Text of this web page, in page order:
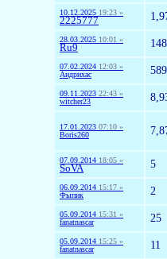
10.12.2025 19:23 »
2225777
28.03.2025 10:01 »
Ru9 148
07.02.2024 12:03 »
Андрихас
589
09.11.2023 22:43 »
witcher23
17.01.2023 07:10 »
Boris260
07.09.2014 18:05 »
SoVA 5
06.09.2014 15:17 »
Фыпик
2
05.09.2014 15:31 »
fanatnascar
25
05.09.2014 15:25 »
fanatnascar
11